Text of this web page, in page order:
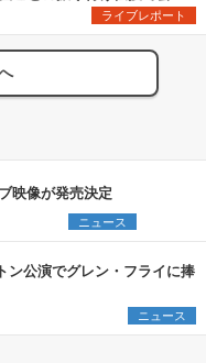
＞
ライブレポート
映像が発売決定
ニュース
ン公演でグレン・フライに捧
ニュース